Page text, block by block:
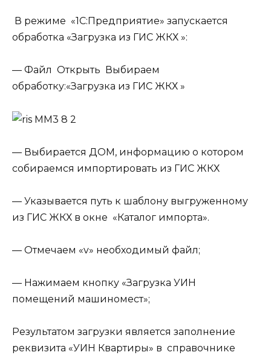
В режиме «1С:Предприятие» запускается
обработка «Загрузка из ГИС ЖКХ »:
— Файл Открыть Выбираем
обработку:«Загрузка из ГИС ЖКХ »
— Выбирается ДОМ, информацию о котором
собираемся импортировать из ГИС ЖКХ
— Указывается путь к шаблону выгруженному
из ГИС ЖКХ в окне «Каталог импорта».
— Отмечаем «v» необходимый файл;
— Нажимаем кнопку «Загрузка УИН
помещений машиномест»;
Результатом загрузки является заполнение
реквизита «УИН Квартиры» в справочнике